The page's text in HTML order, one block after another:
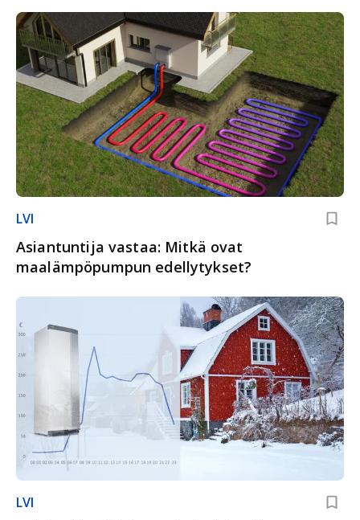
LVI
Asiantuntija vastaa: Mitkä ovat
maalämpöpumpun edellytykset?
LVI